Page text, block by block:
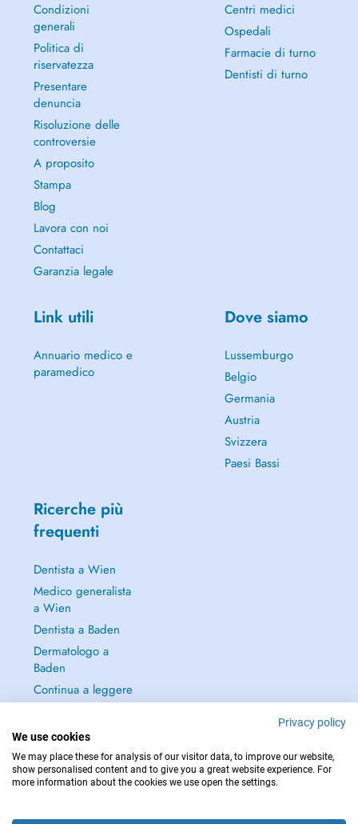
Condizioni
generali
Politica di
riservatezza
Presentare
denuncia
Risoluzione delle
controversie
A proposito
Stampa
Blog
Lavora con noi
Contattaci
Garanzia legale
Centri medici
Ospedali
Farmacie di turno
Dentisti di turno
Link utili
Annuario medico e
paramedico
Dove siamo
Lussemburgo
Belgio
Germania
Austria
Svizzera
Paesi Bassi
Ricerche più
frequenti
Dentista a Wien
Medico generalista
a Wien
Dentista a Baden
Dermatologo a
Baden
Continua a leggere
→
PER LE URGENZE, CONSULTARE : 112
Privacy policy
We use cookies
We may place these for analysis of our visitor data, to improve our website,
show personalised content and to give you a great website experience. For
more information about the cookies we use open the settings.